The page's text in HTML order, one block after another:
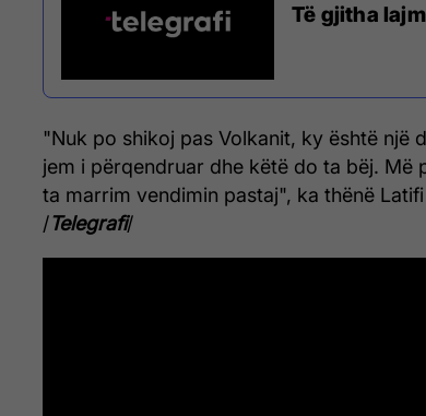
Të gjitha
"Nuk po shikoj pas Volkanit, ky është një
jem i përqendruar dhe këtë do ta bëj. Më
ta marrim vendimin pastaj", ka thënë
/Telegrafi/